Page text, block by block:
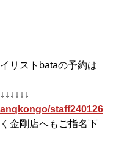
リストbataの予約は
staff240126
金剛店へもご指名下